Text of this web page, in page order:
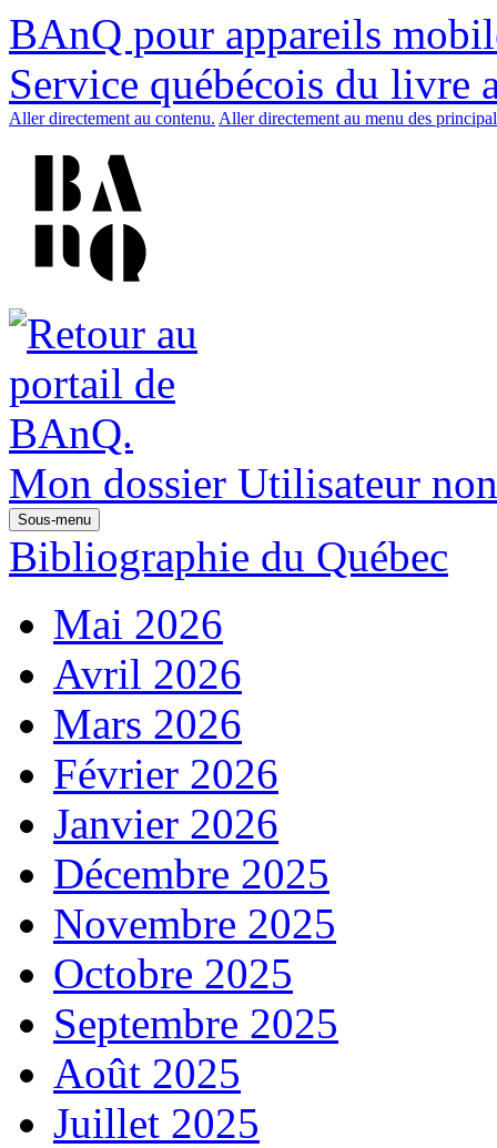
BAnQ pour appareils
Service québécois du livre
Aller directement au contenu. Aller directement au menu des
Mon dossier Utilisateur
Sous-menu
Bibliographie du Québec
Mai 2026
Avril 2026
Mars 2026
Février 2026
Janvier 2026
Décembre 2025
Novembre 2025
Octobre 2025
Septembre 2025
Août 2025
Juillet 2025